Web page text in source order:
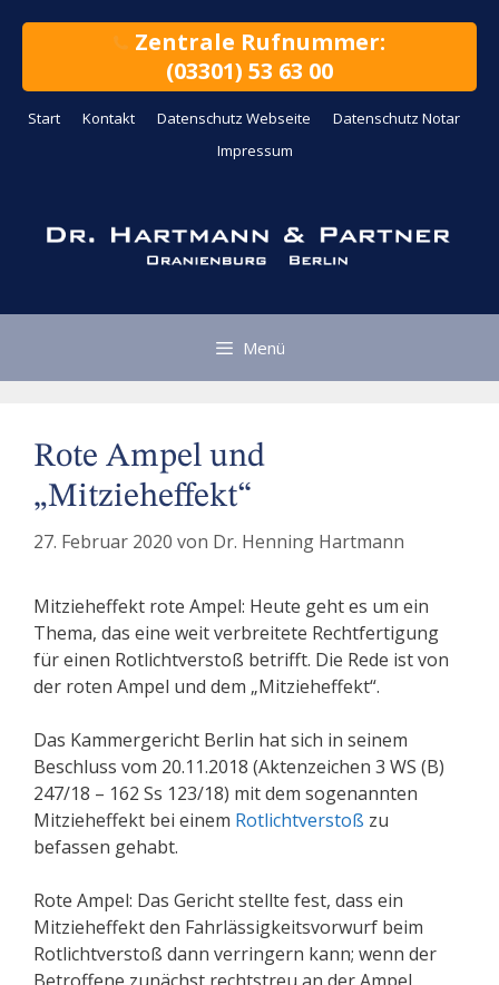
Zentrale Rufnummer:
(03301) 53 63 00
Start Kontakt Datenschutz Webseite
Datenschutz Notar
Impressum
Menü
Rote Ampel und
„Mitzieheffekt“
27. Februar 2020 von Dr. Henning Hartmann
Mitzieheffekt rote Ampel: Heute geht es um ein
Thema, das eine weit verbreitete Rechtfertigung
für einen Rotlichtverstoß betrifft. Die Rede ist von
der roten Ampel und dem „Mitzieheffekt“.
Das Kammergericht Berlin hat sich in seinem
Beschluss vom 20.11.2018 (Aktenzeichen 3 WS (B)
247/18 – 162 Ss 123/18) mit dem sogenannten
Mitzieheffekt bei einem Rotlichtverstoß zu
befassen gehabt.
Rote Ampel: Das Gericht stellte fest, dass ein
Mitzieheffekt den Fahrlässigkeitsvorwurf beim
Rotlichtverstoß dann verringern kann; wenn der